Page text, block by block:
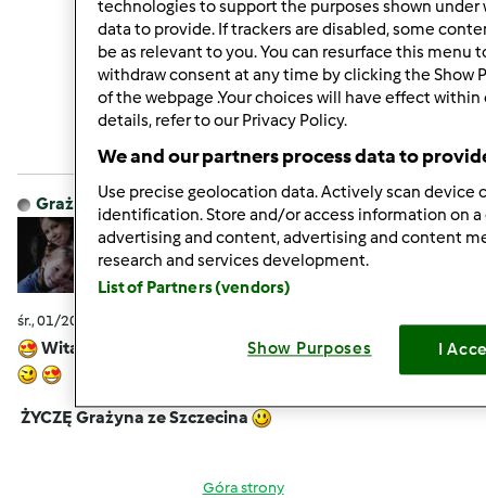
Góra strony
Zalogujlub zarejestruj się
komentarze
Grażyna Kamińska Dołączył : 07.10.2011
śr., 01/20/2016 - 09:30
#9
Witam serdecznie i cieplutko
Zima nie odpuszcza
ŻYCZĘ Grażyna ze Szczecina
Góra strony
technologies to support the purposes shown under
data to provide. If trackers are disabled, some
be as relevant to you. You can resurface this menu
withdraw consent at any time by clicking the Show
of the webpage .Your choices will have effect within
details, refer to our Privacy Policy.
We and our partners process data to
Use precise geolocation data. Actively scan device
identification. Store and/or access information on a
advertising and content, advertising and content
research and services development.
List of Partners (vendors)
Show Purposes I